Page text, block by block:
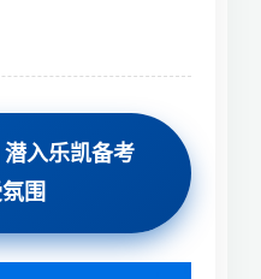
入乐凯备考
围